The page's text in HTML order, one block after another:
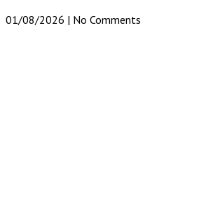
01/08/2026 No Comments